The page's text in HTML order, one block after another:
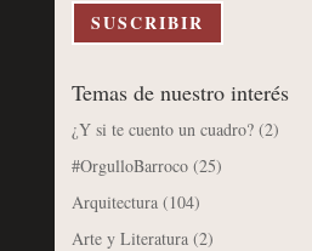
electrónico
SUSCRIBIR
Temas de nuestro interés
¿Y si te cuento un cuadro?(2)
#OrgulloBarroco(25)
Arquitectura(104)
Arte y Literatura(2)